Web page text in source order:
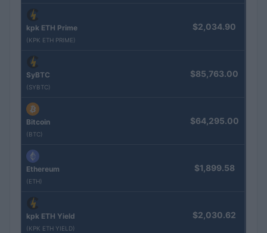
kpk ETH Prime
(KPK ETH PRIME)
$2,034.90
SyBTC
(SYBTC)
$85,763.00
Bitcoin
(BTC)
$64,295.00
Ethereum
(ETH)
$1,899.58
kpk ETH Yield
(KPK ETH YIELD)
$2,030.62